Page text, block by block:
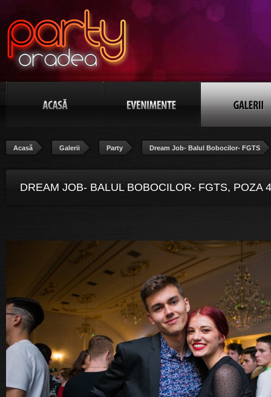
Acasă Galerii Party Dream Job- Balul Bobocilor- FGTS
DREAM JOB- BALUL BOBOCILOR- FGTS, POZA